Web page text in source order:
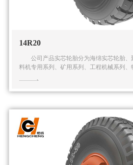
14R20
公司产品实芯轮胎分为海绵实芯轮胎、
料机专用系列、矿用系列、工程机械系列